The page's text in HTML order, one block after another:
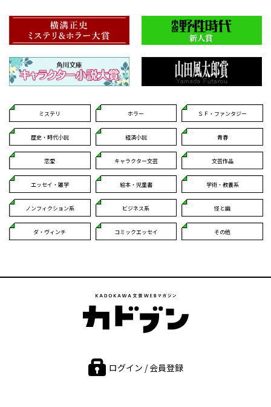
ミステリ ホラー ＳＦ・ファンタジー
歴史・時代小説 経済小説 青春
恋愛 キャラクター文芸 文芸作品
エッセイ・雑学 絵本・児童書 学術・教養系
ノンフィクション系 ビジネス系 怪と幽
ダ・ヴィンチ コミックエッセイ その他
ログイン / 会員登録